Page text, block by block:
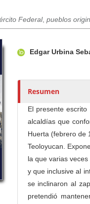
Federal, pueblos
u
o
e
Edgar Urbina
Resumen
El presente
alcaldías que
Huerta (febrero de
Teoloyucan.
la que varias
y que inclusive al
se inclinaron al
pretendió